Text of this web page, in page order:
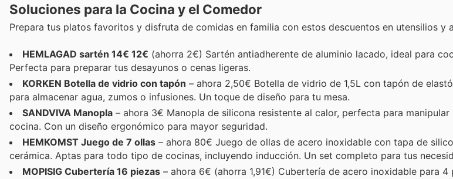
Soluciones para la Cocina y el Comedor
Prepara tus platos favoritos y disfruta de comidas en familia con estos descuentos en utensilios y
HEMLAGAD sartén 14€ 12€ (ahorra 2€) Sartén antiadherente de aluminio lacado, ideal para
Perfecta para preparar tus desayunos o cenas ligeras.
KORKEN Botella de vidrio con tapón – ahora 2,50€ Botella de vidrio de 1,5L con tapón de
para almacenar agua, zumos o infusiones. Un toque de diseño para tu mesa.
SANDVIVA Manopla – ahora 3€ Manopla de silicona resistente al calor, perfecta para manipular
cocina. Con un diseño ergonómico para mayor seguridad.
HEMKOMST Juego de 7 ollas – ahora 80€ Juego de ollas de acero inoxidable con tapa de
cerámica. Aptas para todo tipo de cocinas, incluyendo inducción. Un set completo para tus
MOPISIG Cubertería 16 piezas – ahora 6€ (ahorra 1,91€) Cubertería de acero inoxidable para 4